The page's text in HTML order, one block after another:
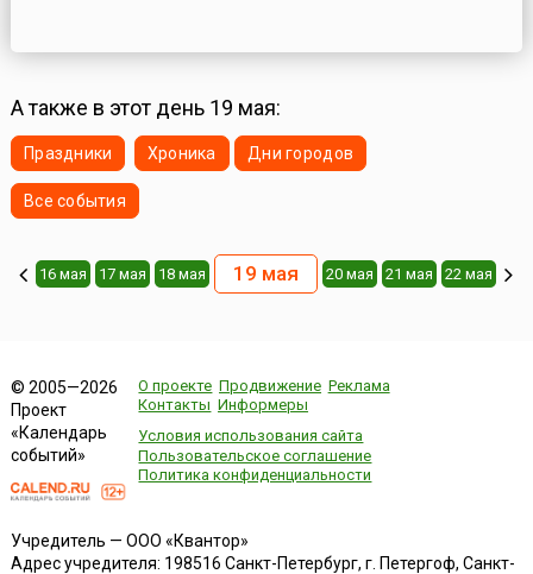
А также в этот день 19 мая:
Праздники Хроника Дни городов
Все события
16 мая 17 мая 18 мая 19 мая 20 мая 21 мая 22 мая
© 2005—2026
Проект
«Календарь
событий»
О проекте Продвижение Реклама
Контакты Информеры
Условия использования сайта
Пользовательское соглашение
Политика конфиденциальности
Учредитель — ООО «Квантор»
Адрес учредителя: 198516 Санкт-Петербург, г. Петергоф, Санкт-